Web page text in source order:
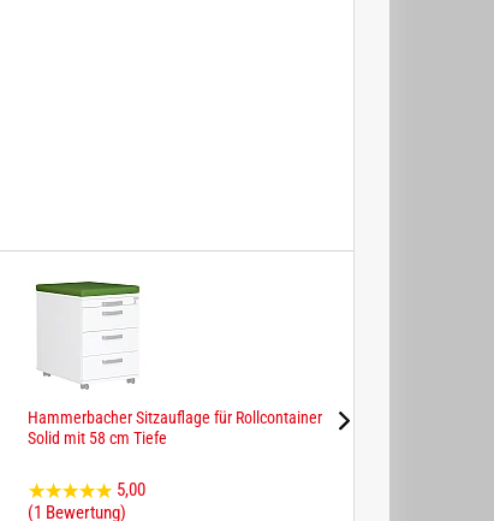
Hammerbacher Sitzauflage für Rollcontainer
Solid mit 58 cm Tiefe
5,00
(1 Bewertung)